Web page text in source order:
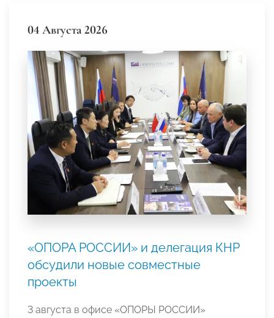
04 Августа 2026
«ОПОРА РОССИИ» и делегация КНР
обсудили новые совместные
проекты
3 августа в офисе «ОПОРЫ РОССИИ»